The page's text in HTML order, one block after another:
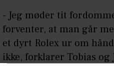
- Jeg møder tit
forventer, at man går
et dyrt Rolex ur om
ikke, forklarer Tobias og